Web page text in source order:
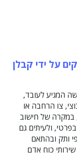
על ידי קבלן
המגיע לעובד,
צו הרחבה או
במקרה של חישוב
ולעיתים גם
ותק ובהתאם
כוח אדם